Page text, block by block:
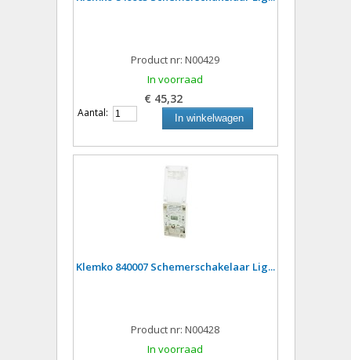
Product nr: N00429
In voorraad
€ 45,32
Aantal: In winkelwagen
Klemko 840007 Schemerschakelaar Lig...
Product nr: N00428
In voorraad